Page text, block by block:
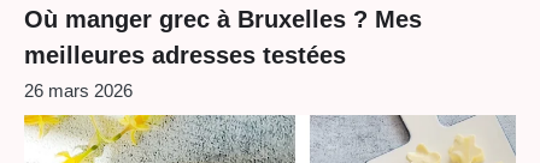
Où manger grec à Bruxelles ? Mes
meilleures adresses testées
26 mars 2026